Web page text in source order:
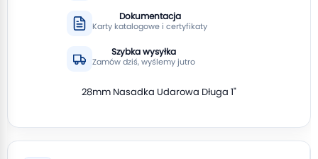
Dokumentacja
Karty katalogowe i certyfikaty
Szybka wysyłka
Zamów dziś, wyślemy jutro
28mm Nasadka Udarowa Długa 1"